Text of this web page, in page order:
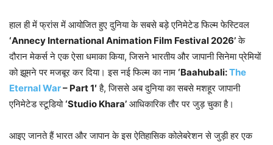
हाल ही में फ्रांस में आयोजित हुए दुनिया के सबसे बड़े एनिमेटेड फिल्म फेस्टिवल
‘Annecy International Animation Film Festival 2026’के
दौरान मेकर्स ने एक ऐसा धमाका किया, जिसने भारतीय और जापानी सिनेमा प्रेमियों
को झूमने पर मजबूर कर दिया। इस नई फिल्म का नाम ‘Baahubali:The
Eternal War– Part 1′है, जिससे अब दुनिया का सबसे मशहूर जापानी
एनिमेटेड स्टूडियो‘Studio Khara’ आधिकारिक तौर पर जुड़ चुका है।
आइए जानते हैं भारत और जापान के इस ऐतिहासिक कोलेबरेशन से जुड़ी हर एक